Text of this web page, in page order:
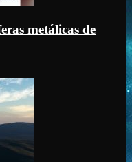
metálicas de